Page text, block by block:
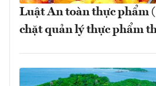
Luật An toàn thực phẩm
chặt quản lý thực phẩm